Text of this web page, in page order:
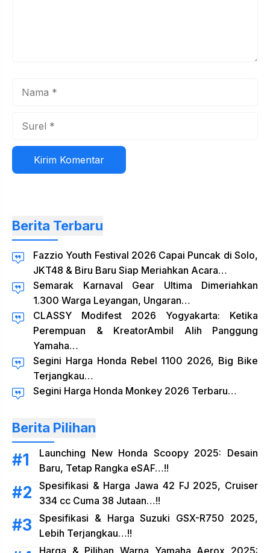
Situs
web
Berita Terbaru
Fazzio Youth Festival 2026 Capai Puncak di Solo,
JKT48 & Biru Baru Siap Meriahkan Acara…
Semarak Karnaval Gear Ultima Dimeriahkan
1.300 Warga Leyangan, Ungaran…
CLASSY Modifest 2026 Yogyakarta: Ketika
Perempuan & KreatorAmbil Alih Panggung
Yamaha…
Segini Harga Honda Rebel 1100 2026, Big Bike
Terjangkau…
Segini Harga Honda Monkey 2026 Terbaru…
Berita Pilihan
Launching New Honda Scoopy 2025: Desain
Baru, Tetap Rangka eSAF…!!
Spesifikasi & Harga Jawa 42 FJ 2025, Cruiser
334 cc Cuma 38 Jutaan…!!
Spesifikasi & Harga Suzuki GSX-R750 2025,
Lebih Terjangkau…!!